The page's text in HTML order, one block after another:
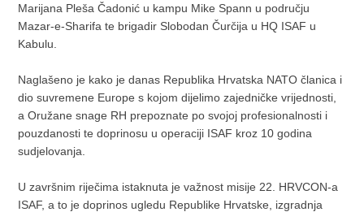
Marijana Pleša Čadonić u kampu Mike Spann u području
Mazar-e-Sharifa te brigadir Slobodan Čurčija u HQ ISAF u
Kabulu.
Naglašeno je kako je danas Republika Hrvatska NATO članica i
dio suvremene Europe s kojom dijelimo zajedničke vrijednosti,
a Oružane snage RH prepoznate po svojoj profesionalnosti i
pouzdanosti te doprinosu u operaciji ISAF kroz 10 godina
sudjelovanja.
U završnim riječima istaknuta je važnost misije 22. HRVCON-a
ISAF, a to je doprinos ugledu Republike Hrvatske, izgradnja